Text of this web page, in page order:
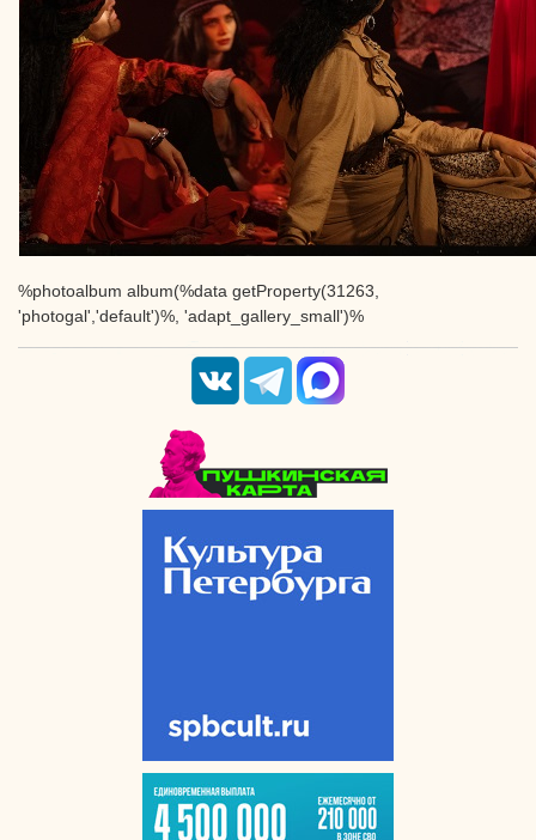
%photoalbum album(%data getProperty(31263,
'photogal','default')%, 'adapt_gallery_small')%